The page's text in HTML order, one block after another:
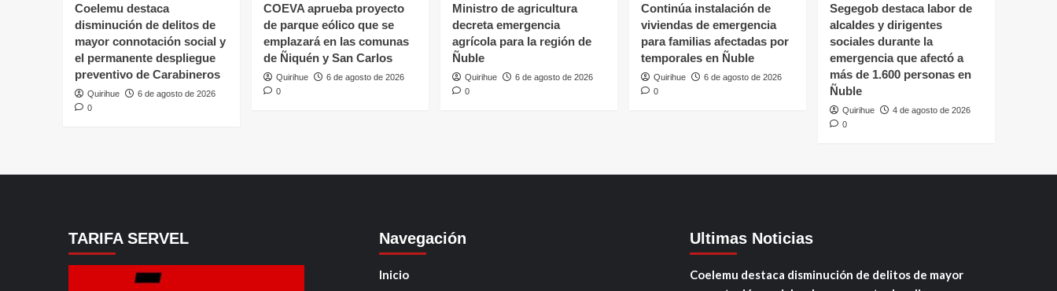
Coelemu destaca
disminución de delitos de
mayor connotación social y
el permanente despliegue
preventivo de Carabineros
Quirihue
6 de agosto de 2026
0
COEVA aprueba proyecto
de parque eólico que se
emplazará en las comunas
de Ñiquén y San Carlos
Quirihue
6 de agosto de 2026
0
Ministro de agricultura
decreta emergencia
agrícola para la región de
Ñuble
Quirihue
6 de agosto de 2026
0
Continúa instalación de
viviendas de emergencia
para familias afectadas por
temporales en Ñuble
Quirihue
6 de agosto de 2026
0
Segegob destaca labor de
alcaldes y dirigentes
sociales durante la
emergencia que afectó a
más de 1.600 personas en
Ñuble
Quirihue
4 de agosto de 2026
0
TARIFA SERVEL Navegación
Inicio
Ultimas Noticias
Coelemu destaca disminución de delitos de mayor